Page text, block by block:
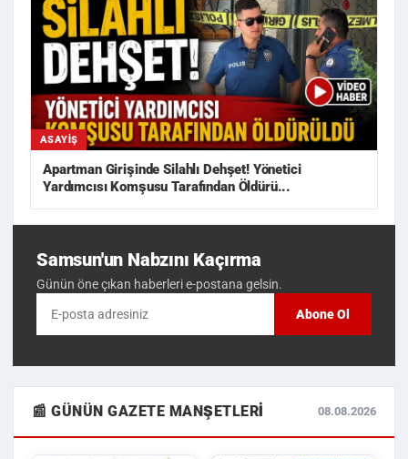
ASAYIŞ
Apartman Girişinde Silahlı Dehşet! Yönetici
Yardımcısı Komşusu Tarafından Öldürü...
Samsun'un Nabzını Kaçırma
Günün öne çıkan haberleri e-postana gelsin.
Abone Ol
📰 GÜNÜN GAZETE MANŞETLERI 08.08.2026